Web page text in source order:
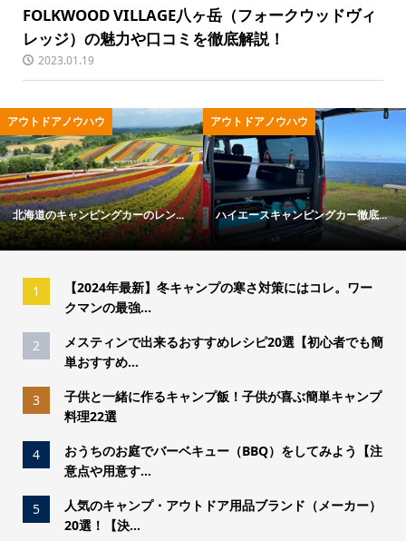
FOLKWOOD VILLAGE八ヶ岳（フォークウッドヴィ
レッジ）の魅力や口コミを徹底解説！
2023.01.19
アウトドアノウハウ
ハイエースキャンピングカー徹底...
アウトドア用品
冬キャンプの寒さ対策ガイド｜失...
1
【2024年最新】冬キャンプの寒さ対策にはコレ。ワー
クマンの最強...
2
メスティンで出来るおすすめレシピ20選【初心者でも簡
単おすすめ...
3
子供と一緒に作るキャンプ飯！子供が喜ぶ簡単キャンプ
料理22選
4
おうちのお庭でバーベキュー（BBQ）をしてみよう【注
意点や用意す...
5
人気のキャンプ・アウトドア用品ブランド（メーカー）
20選！【決...